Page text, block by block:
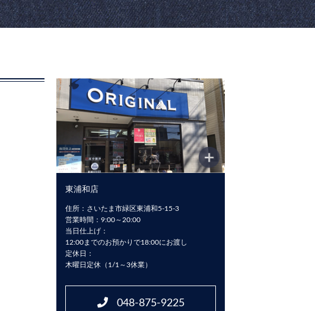
東浦和店
住所：さいたま市緑区東浦和5-15-3
営業時間：9:00～20:00
当日仕上げ：
12:00までのお預かりで18:00にお渡し
定休日：
木曜日定休（1/1～3休業）
048-875-9225